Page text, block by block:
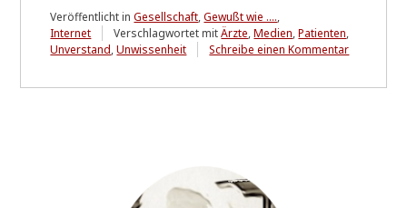
Veröffentlicht inGesellschaft,Gewußt wie ....,
Internet
Verschlagwortet mitÄrzte,Medien,Patienten,
Unverstand,Unwissenheit Schreibe einen Kommentarzu